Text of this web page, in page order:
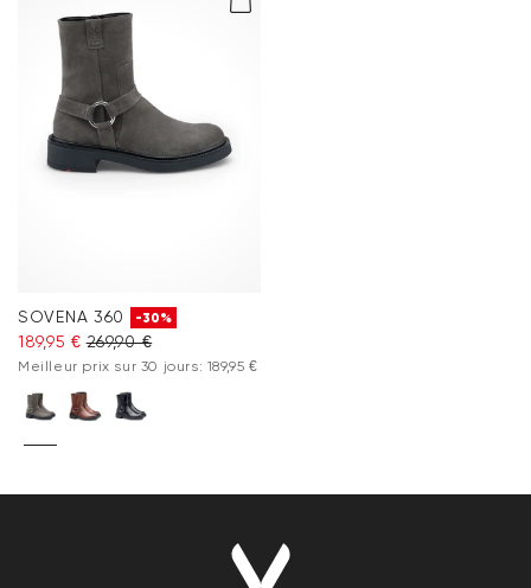
SOVENA 360 -30%
189,95 € 269,90 €
Meilleur prix sur 30 jours: 189,95 €